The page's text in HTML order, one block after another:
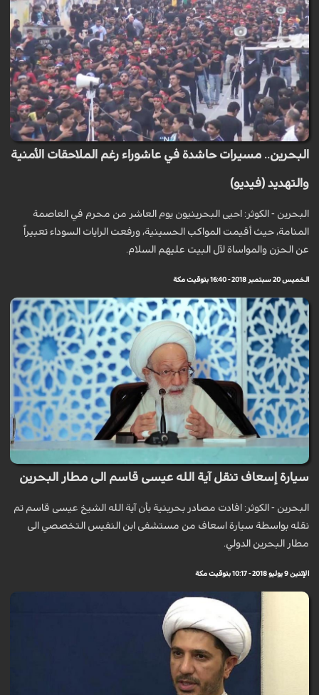
البحرين.. مسيرات حاشدة في عاشوراء رغم الملاحقات الأمنية
والتهديد (فيديو)
البحرين - الكوثر: احيى البحرينيون يوم العاشر من محرم في العاصمة
المنامة، حيث أقيمت المواكب الحسينية، ورفعت الرايات السوداء تعبيراً
عن الحزن والمواساة لآل البيت عليهم السلام.
الخميس 20 سبتمبر 2018 - 16:40 بتوقيت مكة
سيارة إسعاف تنقل آية الله عيسى قاسم الى مطار البحرين
البحرين - الكوثر: افادت مصادر بحرينية بأن آية الله الشيخ عيسى قاسم تم
نقله بواسطة سيارة اسعاف من مستشفى ابن النفيس التخصصي الى
مطار البحرين الدولي.
الإثنين 9 يوليو 2018 - 10:17 بتوقيت مكة